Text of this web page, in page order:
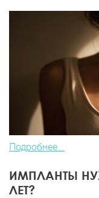
Подробнее...
ИМПЛАНТЫ
ЛЕТ?